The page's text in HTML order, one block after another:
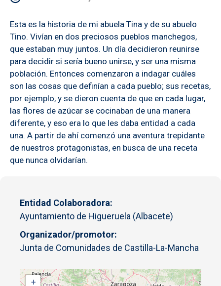
Esta es la historia de mi abuela Tina y de su abuelo
Tino. Vivían en dos preciosos pueblos manchegos,
que estaban muy juntos. Un día decidieron reunirse
para decidir si sería bueno unirse, y ser una misma
población. Entonces comenzaron a indagar cuáles
son las cosas que definían a cada pueblo; sus recetas,
por ejemplo, y se dieron cuenta de que en cada lugar,
las flores de azúcar se cocinaban de una manera
diferente, y eso era lo que les daba entidad a cada
una. A partir de ahí comenzó una aventura trepidante
de nuestros protagonistas, en busca de una receta
que nunca olvidarían.
Entidad Colaboradora
Ayuntamiento de Higueruela (Albacete)
Organizador/promotor
Junta de Comunidades de Castilla-La-Mancha
+